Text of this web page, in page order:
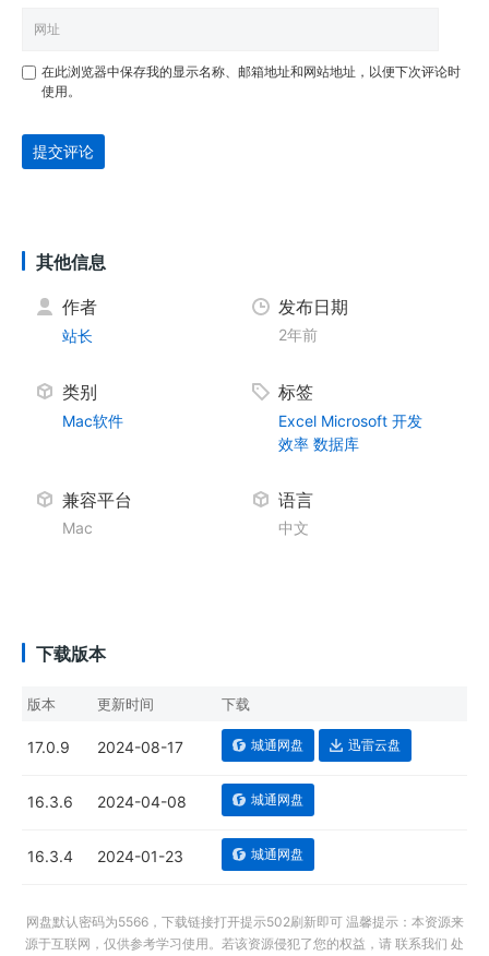
在此浏览器中保存我的显示名称、邮箱地址和网站地址，以便下次评论时
使用。
提交评论
其他信息
作者
站长
发布日期
2年前
类别
Mac软件
标签
Excel Microsoft 开发
效率 数据库
兼容平台
Mac
语言
中文
下载版本
版本 更新时间 下载
17.0.9 2024-08-17 城通网盘 迅雷云盘
16.3.6 2024-04-08 城通网盘
16.3.4 2024-01-23 城通网盘
网盘默认密码为5566，下载链接打开提示502刷新即可 温馨提示：本资源来
源于互联网，仅供参考学习使用。若该资源侵犯了您的权益，请 联系我们 处